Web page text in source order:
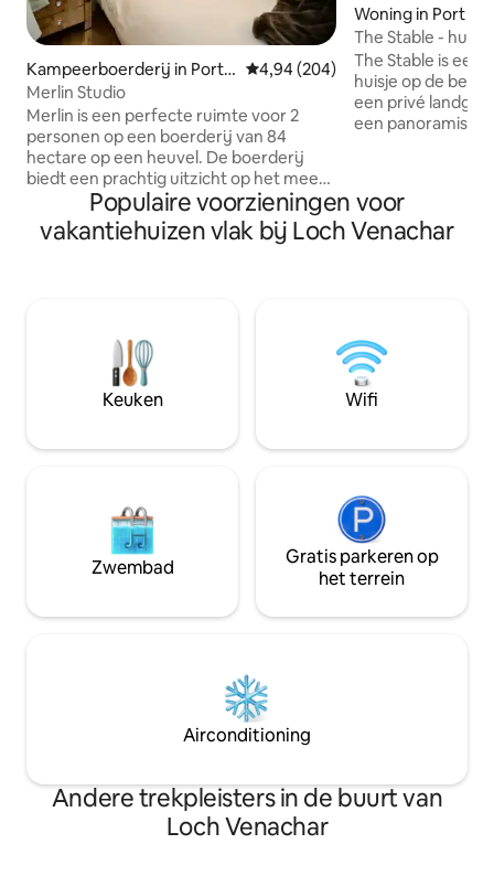
Kampeerboerderij in Port o
f Menteith
Gemiddelde beoordeling van
4,94 (204)
Merlin Studio
Merlin is een perfecte ruimte voor 2
personen op een boerderij van 84
hectare op een heuvel. De boerderij
biedt een prachtig uitzicht op het meer
van Menteith en de omliggende heuvels.
Merlin is een schattige ruimte met alle
comfort: een kingsize bed, kleine bank,
zelfgemaakte maaltijd bestellen bij
onze Pantry en genieten van prachtige
wandelingen vanaf de voordeur. Het
restaurant van Nick Nairn is in de buurt.
boerderijtour.
Woning in Port of
The Stable -
uitzicht op het
The Stable is een
huisje op de
een privé
een
en linnengoed
We hebben een
kosten, afgezien
Populaire voorzieningen voor
vakantiehuizen vlak bij Loch Venachar
Keuken Wifi
Zwembad
Gratis parkeren op
het terrein
Airconditioning
Andere trekpleisters in de buurt van
Loch Venachar